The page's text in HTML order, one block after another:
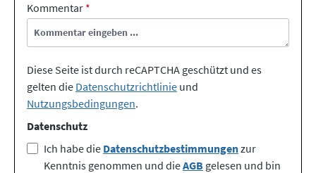
Kommentar *
Diese Seite ist durch reCAPTCHA geschützt und es
gelten die Datenschutzrichtlinie und
Nutzungsbedingungen.
Datenschutz
Ich habe die Datenschutzbestimmungenzur
Kenntnis genommen und dieAGB gelesen und bin